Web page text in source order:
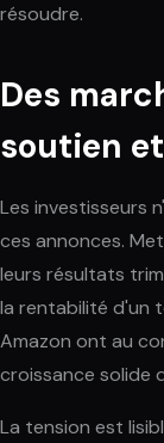
résoudre.
Des
soutien
Les investisseurs
ces annonces.
leurs résultats
la rentabilité d'un
Amazon ont au
croissance solide
La tension est